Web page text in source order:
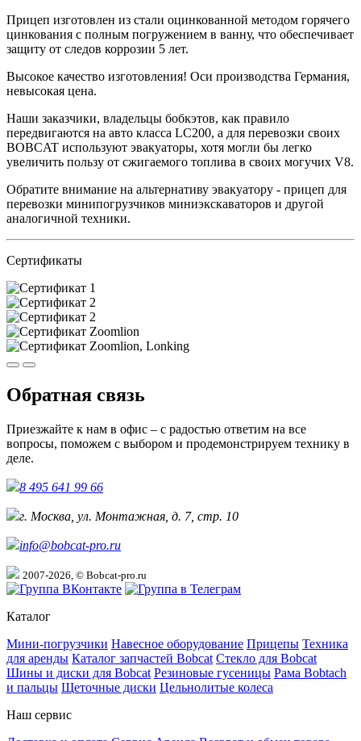
Прицеп изготовлен из стали оцинкованной методом горячего
цинкования с полным погружением в ванну, что обеспечивает
защиту от следов коррозии 5 лет.
Высокое качество изготовления! Оси производства Германия,
невысокая цена.
Наши заказчики, владельцы бобкэтов, как правило
передвигаются на авто класса LC200, а для перевозки своих
BOBCAT используют эвакуаторы, хотя могли бы легко
увеличить пользу от сжигаемого топлива в своих могучих V8.
Обратите внимание на альтернативу эвакуатору - прицеп для
перевозки минипогрузчиков миниэкскаваторов и другой
аналогичной техники.
Сертификаты
Обратная связь
Приезжайте к нам в офис – с радостью ответим на все
вопросы, поможем с выбором и продемонстрируем технику в
деле.
8 495 641 99 66
г. Москва, ул. Монтажная, д. 7, стр. 10
info@bobcat-pro.ru
2007-2026, © Bobcat-pro.ru
Каталог
Мини-погрузчики Навесное оборудование Прицепы Техника
для аренды Каталог запчастей Bobcat Стекло для Bobcat
Шины и диски для Bobcat Резиновые гусеницы Рама Bobtach
и пальцы Щеточные диски Цельнолитые колеса
Наш сервис